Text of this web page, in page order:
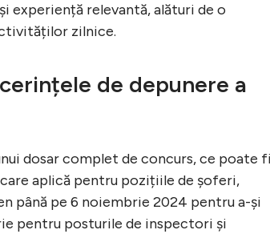
relevantă, alături de o
zilnice.
de depunere a
dosar complet de concurs, ce poate fi
aplică pentru pozițiile de șoferi,
până pe 6 noiembrie 2024 pentru a-și
pentru posturile de inspectori și